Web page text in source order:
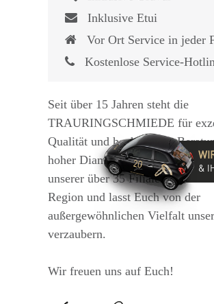
Inklusive Etui
Vor Ort Service in jeder
Kostenlose Service-
Seit über 15 Jahren steht die
TRAURINGSCHMIEDE für
Qualität und hochwertige
hoher Diamantkompetenz.
unserer über 35 Filialen in der
Region und lasst Euch von der
außergewöhnlichen Vielfalt
verzaubern.
Wir freuen uns auf Euch!
&